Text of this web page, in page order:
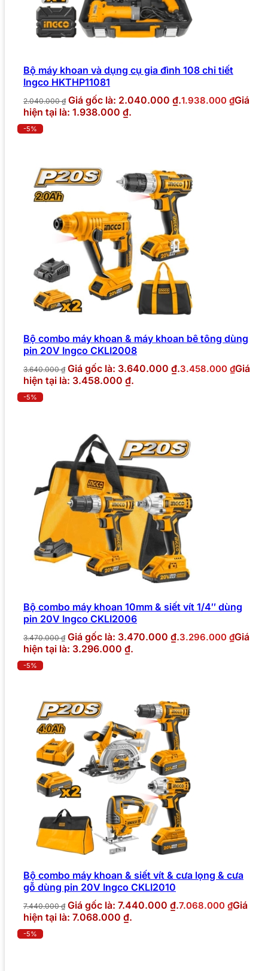
Bộ máy khoan và dụng cụ gia đình 108 chi tiết
Ingco HKTHP11081
2.040.000₫ Giá gốc là: 2.040.000 ₫.1.938.000 ₫Giá
hiện tại là: 1.938.000 ₫.
-5%
Bộ combo máy khoan & máy khoan bê tông dùng
pin 20V Ingco CKLI2008
3.640.000₫ Giá gốc là: 3.640.000 ₫.3.458.000 ₫Giá
hiện tại là: 3.458.000 ₫.
-5%
Bộ combo máy khoan 10mm & siết vít 1/4″ dùng
pin 20V Ingco CKLI2006
3.470.000₫ Giá gốc là: 3.470.000 ₫.3.296.000 ₫Giá
hiện tại là: 3.296.000 ₫.
-5%
Bộ combo máy khoan & siết vít & cưa lọng & cưa
gỗ dùng pin 20V Ingco CKLI2010
7.440.000₫ Giá gốc là: 7.440.000 ₫.7.068.000 ₫Giá
hiện tại là: 7.068.000 ₫.
-5%